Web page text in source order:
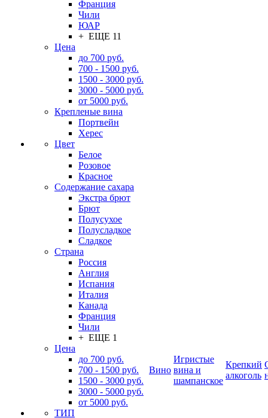
Франция
Чили
ЮАР
+ ЕЩЕ 11
Цена
до 700 руб.
700 - 1500 руб.
1500 - 3000 руб.
3000 - 5000 руб.
от 5000 руб.
Крепленые вина
Портвейн
Херес
Цвет
Белое
Розовое
Красное
Содержание сахара
Экстра брют
Брют
Полусухое
Полусладкое
Сладкое
Страна
Россия
Англия
Испания
Италия
Канада
Франция
Чили
+ ЕЩЕ 1
Цена
до 700 руб.
700 - 1500 руб.
1500 - 3000 руб.
3000 - 5000 руб.
от 5000 руб.
ТИП
Вино
Игристые
вина и
шампанское
Крепкий
алкоголь